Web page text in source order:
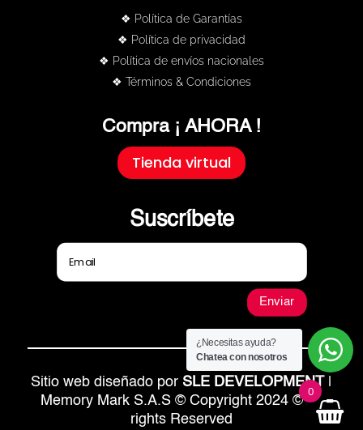
❖ Política de Garantías
❖ Política de privacidad
❖ Política de envíos nacionales
❖ Términos & Condiciones
Compra ¡ AHORA !
Tienda virtual
Suscríbete
Enviar
Sitio web diseñado por SLE DEVELOPMENT
Memory Mark S.A.S © Copyright 2024 © All
rights Reserved
¿Necesitas ayuda?
Chatea con nosotros
0